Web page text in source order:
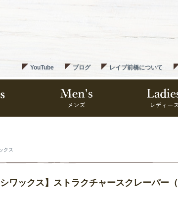
YouTube ブログ レイブ前橋について
クス
ワックス】ストラクチャースクレーパー